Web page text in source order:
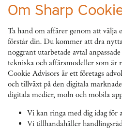
Om Sharp
Ta hand om affärer genom att välja
förstår din. Du kommer att dra
noggrant utarbetade avtal
tekniska och affärsmodeller som är
Cookie Advisors är ett företags
och tillväxt på den digitala
digitala medier, moln och mobila
Vi kan ringa med dig idag för
Vi tillhandahåller